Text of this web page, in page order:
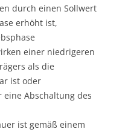
durch einen Sollwert
erhöht ist,
einer niedrigeren
als die
ist oder
Abschaltung des
ist gemäß einem